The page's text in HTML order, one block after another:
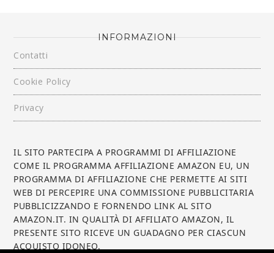
INFORMAZIONI
Contatti
Cookie Policy
Privacy
IL SITO PARTECIPA A PROGRAMMI DI AFFILIAZIONE
COME IL PROGRAMMA AFFILIAZIONE AMAZON EU, UN
PROGRAMMA DI AFFILIAZIONE CHE PERMETTE AI SITI
WEB DI PERCEPIRE UNA COMMISSIONE PUBBLICITARIA
PUBBLICIZZANDO E FORNENDO LINK AL SITO
AMAZON.IT. IN QUALITÀ DI AFFILIATO AMAZON, IL
PRESENTE SITO RICEVE UN GUADAGNO PER CIASCUN
ACQUISTO IDONEO.